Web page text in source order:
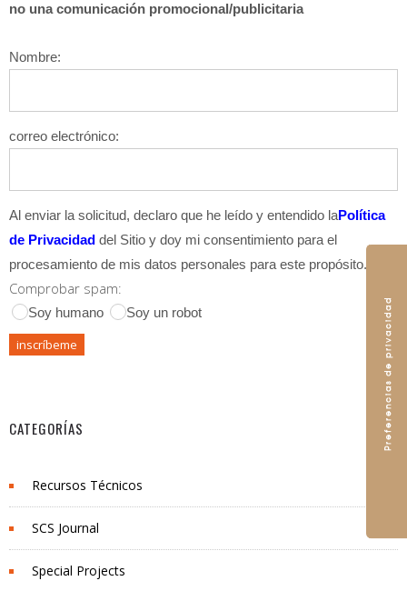
no una comunicación promocional/publicitaria
Nombre:
correo electrónico:
Al enviar la solicitud, declaro que he leído y entendido laPolítica
de Privacidad del Sitio y doy mi consentimiento para el
procesamiento de mis datos personales para este propósito.
Comprobar spam:
Soy humano Soy un robot
CATEGORÍAS
Recursos Técnicos
SCS Journal
Special Projects